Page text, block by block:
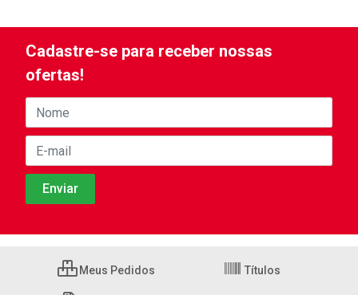
Cadastre-se para receber nossas
ofertas!
Meus Pedidos Títulos